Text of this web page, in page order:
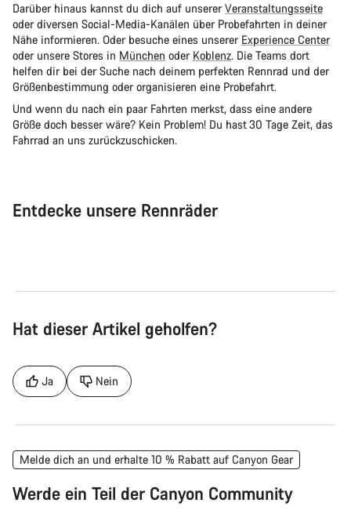
Darüber hinaus kannst du dich auf unsererVeranstaltungsseite
oder diversen Social-Media-Kanälen über Probefahrten in deiner
Nähe informieren. Oder besuche eines unserer Experience Center
oder unsere Stores in München oder Koblenz. Die Teams dort
helfen dir bei der Suche nach deinem perfekten Rennrad und der
Größenbestimmung oder organisieren eine Probefahrt.
Und wenn du nach ein paar Fahrten merkst, dass eine andere
Größe doch besser wäre? Kein Problem! Du hast 30 Tage Zeit, das
Fahrrad an uns zurückzuschicken.
Entdecke unsere Rennräder
Hat dieser Artikel geholfen?
Ja Nein
Melde dich an und erhalte 10 % Rabatt auf Canyon Gear
Werde ein Teil der Canyon Community